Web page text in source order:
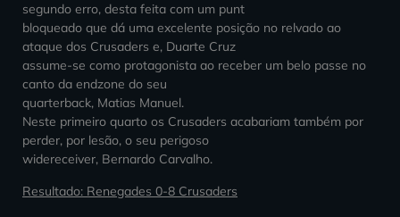
segundo erro, desta feita com um punt
bloqueado que dá uma excelente posição no relvado ao
ataque dos Crusaders e, Duarte Cruz
assume-se como protagonista ao receber um belo passe no
canto da endzone do seu
quarterback, Matias Manuel.
Neste primeiro quarto os Crusaders acabariam também por
perder, por lesão, o seu perigoso
widereceiver, Bernardo Carvalho.
Resultado: Renegades 0-8 Crusaders